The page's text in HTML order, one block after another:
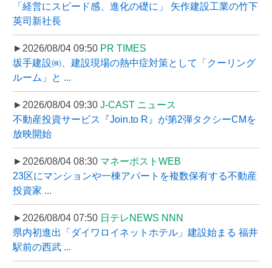
「経営にスピード感、進化の礎に」 矢作建設工業の竹下
英司新社長
►2026/08/04 09:50 PR TIMES
坂手建設㈱、建設現場の熱中症対策として「クーリング
ルーム」と ...
►2026/08/04 09:30 J-CAST ニュース
不動産投資サービス『Join.to R』が第2弾タクシーCMを
放映開始
►2026/08/04 08:30 マネーポストWEB
23区にマンションや一棟アパートを複数保有する不動産
投資家 ...
►2026/08/04 07:50 日テレNEWS NNN
県内初進出「ダイワロイネットホテル」建設始まる 福井
駅前の西武 ...